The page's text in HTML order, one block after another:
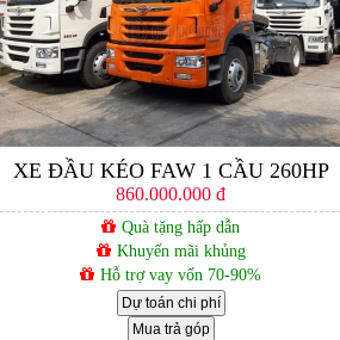
XE ĐẦU KÉO FAW 1 CẦU 260HP
860.000.000 đ
Quà tặng hấp dẫn
Khuyến mãi khủng
Hỗ trợ vay vốn 70-90%
Dự toán chi phí
Mua trả góp